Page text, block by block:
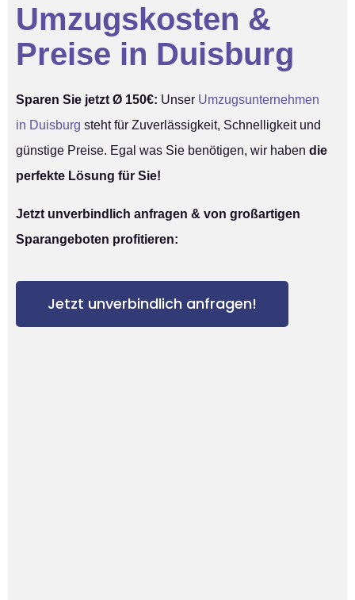
Umzugskosten &
Preise in Duisburg
Sparen Sie jetzt Ø 150€: Unser Umzugsunternehmen
in Duisburg steht für Zuverlässigkeit, Schnelligkeit und
günstige Preise. Egal was Sie benötigen, wir haben die
perfekte Lösung für Sie!
Jetzt unverbindlich anfragen & von großartigen
Sparangeboten profitieren:
Jetzt unverbindlich anfragen!